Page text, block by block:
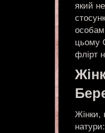
який
цьому
флірт
Жінки,